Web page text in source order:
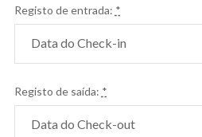
Registo de entrada: *
Registo de saída: *